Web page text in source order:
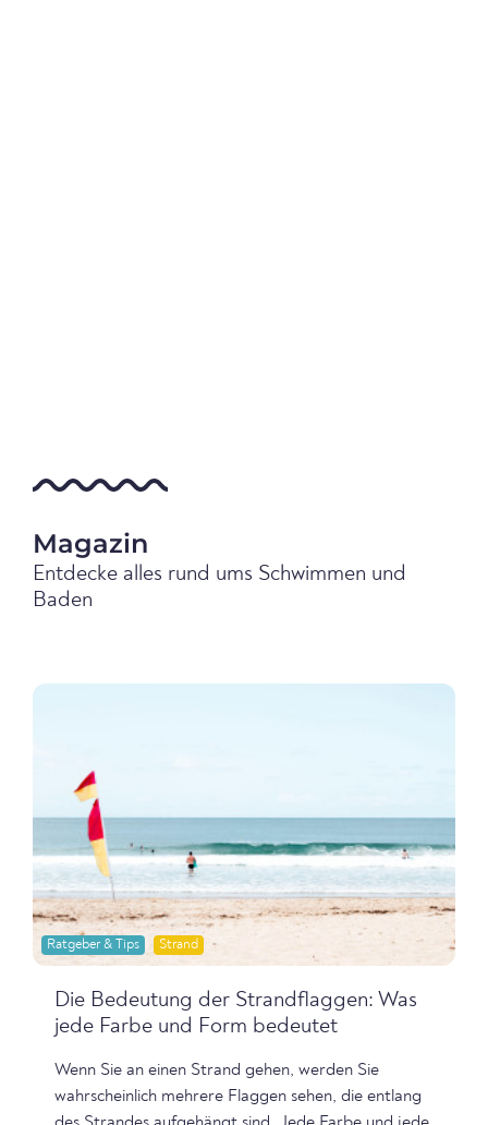
Magazin
Entdecke alles rund ums Schwimmen und
Baden
Ratgeber & Tips Strand
Die Bedeutung der Strandflaggen: Was
jede Farbe und Form bedeutet
Wenn Sie an einen Strand gehen, werden Sie
wahrscheinlich mehrere Flaggen sehen, die entlang